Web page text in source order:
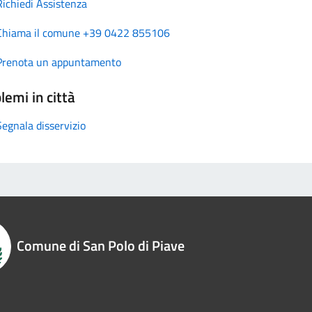
il comune +39 0422 855106
un appuntamento
in città
disservizio
Comune di San Polo di Piave